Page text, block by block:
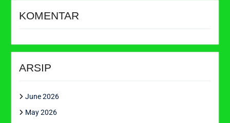
KOMENTAR
ARSIP
June 2026
May 2026